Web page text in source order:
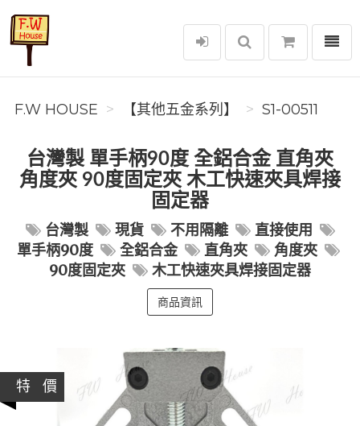
F.W House
選單
F.W HOUSE 【其他五金系列】 S1-00511
台灣製 單手柄90度 全鋁合金 直角夾
角度夾 90度固定夾 木工快速夾具焊接
固定器
台灣製 現貨 不用隔離
直接使用
單手柄90度
全鋁合金 直角夾
角度夾
90度固定夾
木工快速夾具焊接固定器
商品資訊
特 價